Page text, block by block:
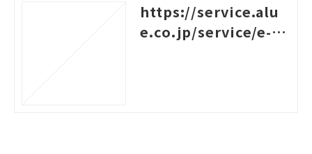
https://service.alu
e.co.jp/service/e-le